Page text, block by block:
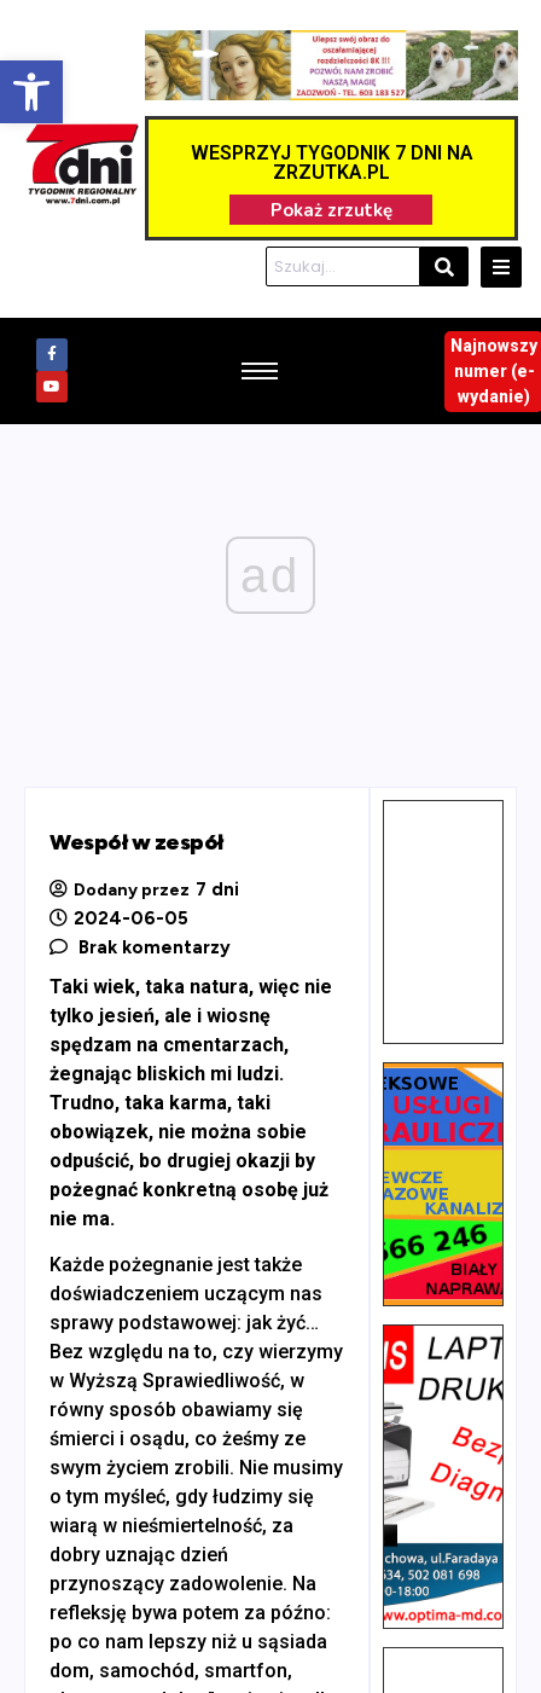
Otwórz pasek narzędzi
WESPRZYJ TYGODNIK 7 DNI NA
ZRZUTKA.PL
Najnowszy
numer (e-
wydanie)
ad
Wespół w zespół
Dodany przez 7 dni
2024-06-05
Brak komentarzy
Taki wiek, taka natura, więc nie
tylko jesień, ale i wiosnę
spędzam na cmentarzach,
żegnając bliskich mi ludzi.
Trudno, taka karma, taki
obowiązek, nie można sobie
odpuścić, bo drugiej okazji by
pożegnać konkretną osobę już
nie ma.
Każde pożegnanie jest także
doświadczeniem uczącym nas
sprawy podstawowej: jak żyć…
Bez względu na to, czy wierzymy
w Wyższą Sprawiedliwość, w
równy sposób obawiamy się
śmierci i osądu, co żeśmy ze
swym życiem zrobili. Nie musimy
o tym myśleć, gdy łudzimy się
wiarą w nieśmiertelność, za
dobry uznając dzień
przynoszący zadowolenie. Na
refleksję bywa potem za późno:
po co nam lepszy niż u sąsiada
dom, samochód, smartfon,